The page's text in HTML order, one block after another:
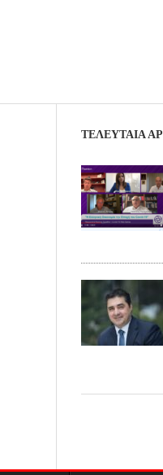
ΤΕΛΕΥΤΑΙΑ